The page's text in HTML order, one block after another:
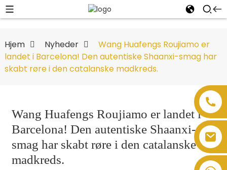
Hjem Nyheder
Wang Huafengs Roujiamo er
landet i Barcelona! Den autentiske Shaanxi-smag har
skabt røre i den catalanske madkreds.
Wang Huafengs Roujiamo er landet i
Barcelona! Den autentiske Shaanxi-
smag har skabt røre i den catalanske
madkreds.